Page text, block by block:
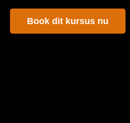
Book dit kursus nu